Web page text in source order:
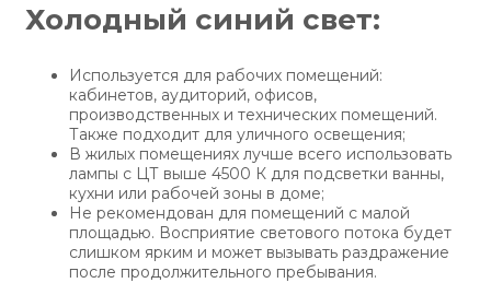
Холодный синий свет:
Используется для рабочих помещений:
кабинетов, аудиторий, офисов,
производственных и технических помещений.
Также подходит для уличного освещения;
В жилых помещениях лучше всего использовать
лампы с ЦТ выше 4500 К для подсветки ванны,
кухни или рабочей зоны в доме;
Не рекомендован для помещений с малой
площадью. Восприятие светового потока будет
слишком ярким и может вызывать раздражение
после продолжительного пребывания.